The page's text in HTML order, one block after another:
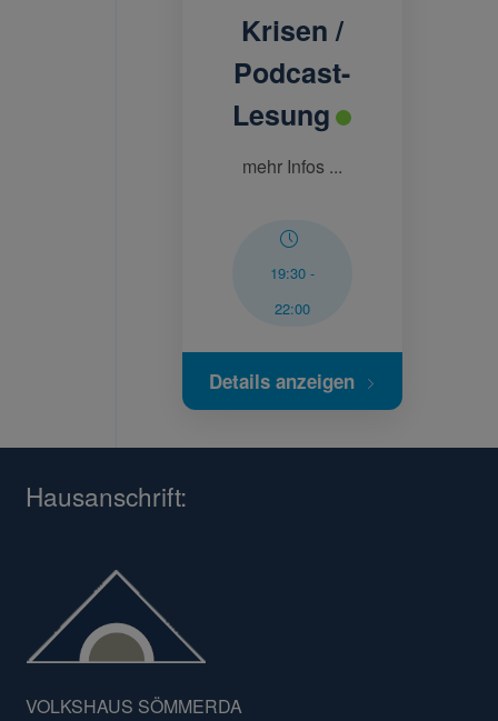
Krisen /
Podcast-
Lesung
mehr Infos ...
19:30-
22:00
Details anzeigen
Hausanschrift:
VOLKSHAUS SÖMMERDA